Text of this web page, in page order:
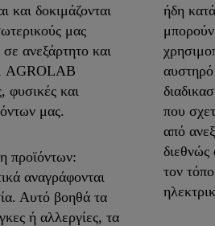
και δοκιμάζονται
μας
ανεξάρτητο και
AGROLAB
φυσικές και
μας.
προϊόντων:
αναγράφονται
Αυτό βοηθά τα
ή αλλεργίες, τα
ήδη
αυστηρό
που
από
τον